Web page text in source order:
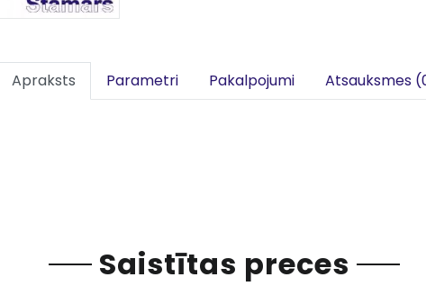
Apraksts Parametri Pakalpojumi Atsauksmes
Saistītas preces